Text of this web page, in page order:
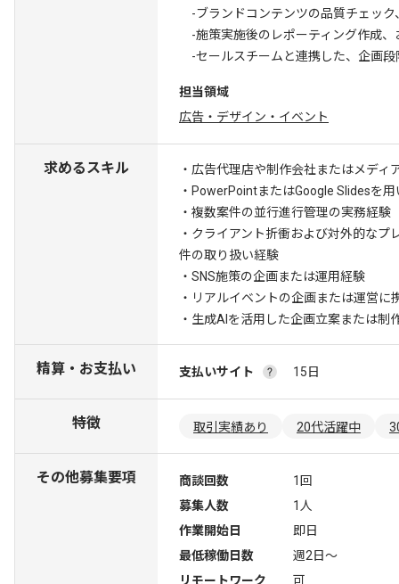
-ブランドコンテンツの品質チェック
-施策実施後のレポーティング作成、
-セールスチームと連携した、企画段
担当領域
広告・デザイン・イベント
求めるスキル
・広告代理店や制作会社またはメデ
・PowerPointまたはGoogle Slidesを
・複数案件の並行進行管理の実務経験
・クライアント折衝および対外的なプ
件の取り扱い経験
・SNS施策の企画または運用経験
・リアルイベントの企画または運営に
・生成AIを活用した企画立案または制
精算・お支払い 支払いサイト 15日
特徴 取引実績あり 20代活躍中
その他募集要項 商談回数
1回
募集人数
1人
作業開始日
即日
最低稼働日数
週2日〜
リモートワーク
可